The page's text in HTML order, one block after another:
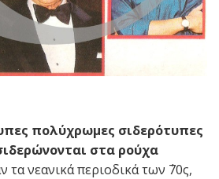
πολύχρωμες σιδερότυπες
στα ρούχα
τα νεανικά περιοδικά των ΄70ς,